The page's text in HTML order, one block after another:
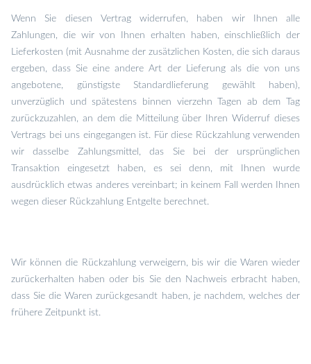
Wenn Sie diesen Vertrag widerrufen, haben wir Ihnen alle
Zahlungen, die wir von Ihnen erhalten haben, einschließlich der
Lieferkosten (mit Ausnahme der zusätzlichen Kosten, die sich daraus
ergeben, dass Sie eine andere Art der Lieferung als die von uns
angebotene, günstigste Standardlieferung gewählt haben),
unverzüglich und spätestens binnen vierzehn Tagen ab dem Tag
zurückzuzahlen, an dem die Mitteilung über Ihren Widerruf dieses
Vertrags bei uns eingegangen ist. Für diese Rückzahlung verwenden
wir dasselbe Zahlungsmittel, das Sie bei der ursprünglichen
Transaktion eingesetzt haben, es sei denn, mit Ihnen wurde
ausdrücklich etwas anderes vereinbart; in keinem Fall werden Ihnen
wegen dieser Rückzahlung Entgelte berechnet.
Wir können die Rückzahlung verweigern, bis wir die Waren wieder
zurückerhalten haben oder bis Sie den Nachweis erbracht haben,
dass Sie die Waren zurückgesandt haben, je nachdem, welches der
frühere Zeitpunkt ist.